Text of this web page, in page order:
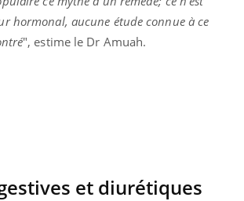
hormonal, aucune étude connue à ce
", estime le Dr Amuah.
et diurétiques